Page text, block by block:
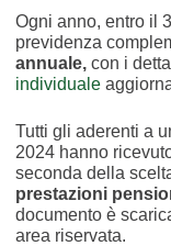
Ogni anno, entro il
previdenza
annuale, con i
individuale
Tutti gli aderenti a
2024 hanno
seconda della
prestazioni
documento è
area riservata.